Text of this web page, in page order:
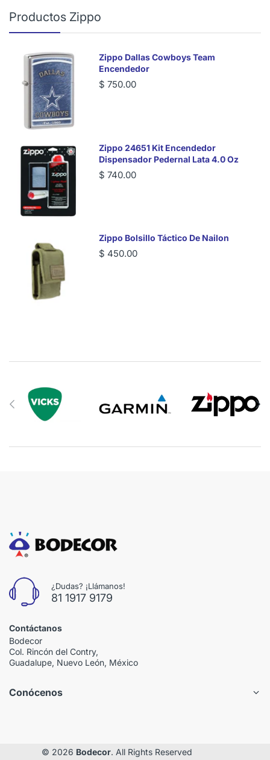
Productos Zippo
Zippo Dallas Cowboys Team
Encendedor
$ 750.00
Zippo 24651 Kit Encendedor
Dispensador Pedernal Lata 4.0 Oz
$ 740.00
Zippo Bolsillo Táctico De Nailon
$ 450.00
¿Dudas? ¡Llámanos!
81 1917 9179
Contáctanos
Bodecor
Col. Rincón del Contry,
Guadalupe, Nuevo León, México
Conócenos
© 2026 Bodecor. All Rights Reserved